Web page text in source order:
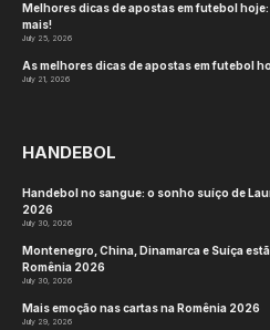
Melhores dicas de apostas em futebol
mais!
July 25, 2026
As melhores dicas de apostas em futebol
July 21, 2026
HANDEBOL
Handebol no sangue: o sonho suíço de
2026
July 30, 2026
Montenegro, China, Dinamarca e Suíça
Romênia 2026
July 30, 2026
Mais emoção nas cartas na Romênia 2026
July 29, 2026